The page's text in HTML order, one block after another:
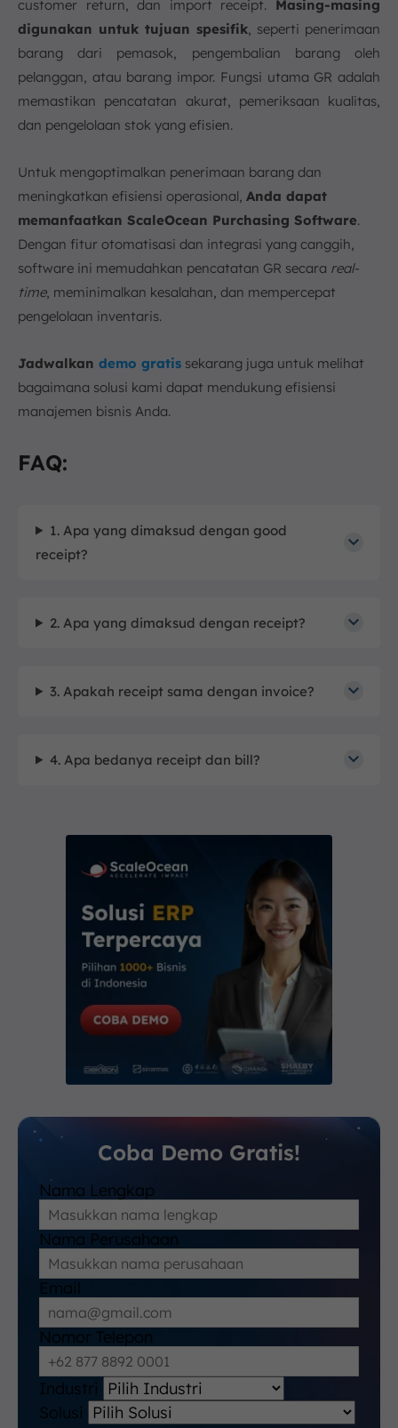
customer return, dan import receipt. Masing-masing
digunakan untuk tujuan spesifik , seperti penerimaan
barang dari pemasok, pengembalian barang oleh
pelanggan, atau barang impor. Fungsi utama GR adalah
memastikan pencatatan akurat, pemeriksaan kualitas,
dan pengelolaan stok yang efisien.
Untuk mengoptimalkan penerimaan barang dan
meningkatkan efisiensi operasional, Anda dapat
memanfaatkan ScaleOcean Purchasing Software.
Dengan fitur otomatisasi dan integrasi yang canggih,
software ini memudahkan pencatatan GR secara real-
time, meminimalkan kesalahan, dan mempercepat
pengelolaan inventaris.
Jadwalkan demo gratis sekarang juga untuk melihat
bagaimana solusi kami dapat mendukung efisiensi
manajemen bisnis Anda.
FAQ:
1. Apa yang dimaksud dengan good
receipt?
2. Apa yang dimaksud dengan receipt?
3. Apakah receipt sama dengan invoice?
4. Apa bedanya receipt dan bill?
Coba Demo Gratis!
Nama Lengkap
Nama Perusahaan
Email
Nomor Telepon
Industri
Solusi